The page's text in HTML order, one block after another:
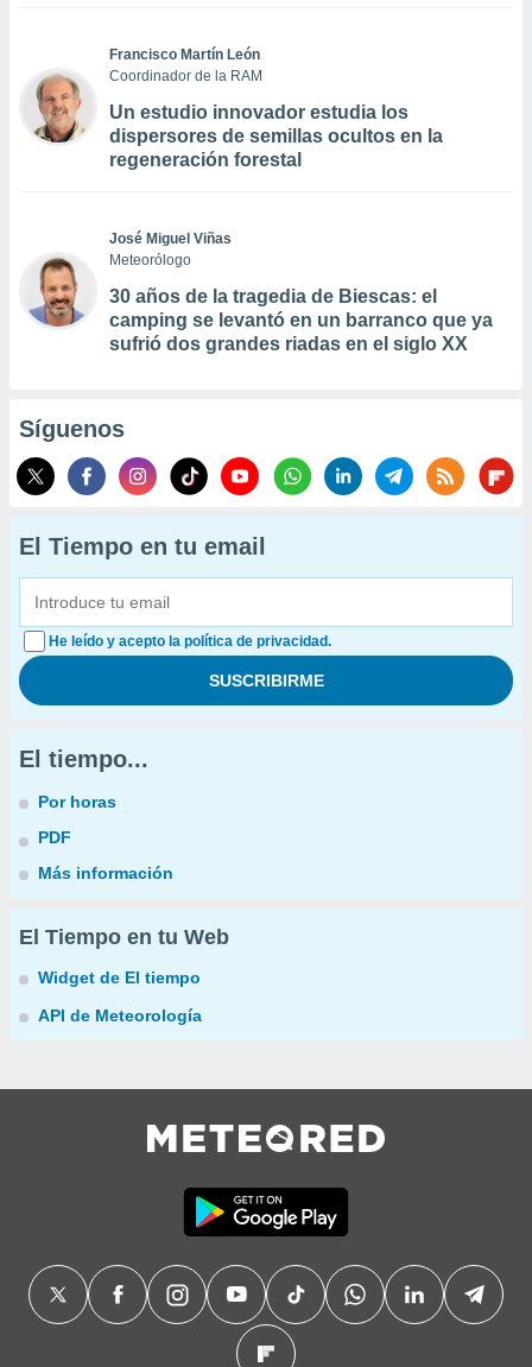
Francisco Martín León
Coordinador de la RAM
Un estudio innovador estudia los
dispersores de semillas ocultos en la
regeneración forestal
José Miguel Viñas
Meteorólogo
30 años de la tragedia de Biescas: el
camping se levantó en un barranco que ya
sufrió dos grandes riadas en el siglo XX
Síguenos
El Tiempo en tu email
He leído y acepto la política de privacidad.
El tiempo...
Por horas
PDF
Más información
El Tiempo en tu Web
Widget de El tiempo
API de Meteorología